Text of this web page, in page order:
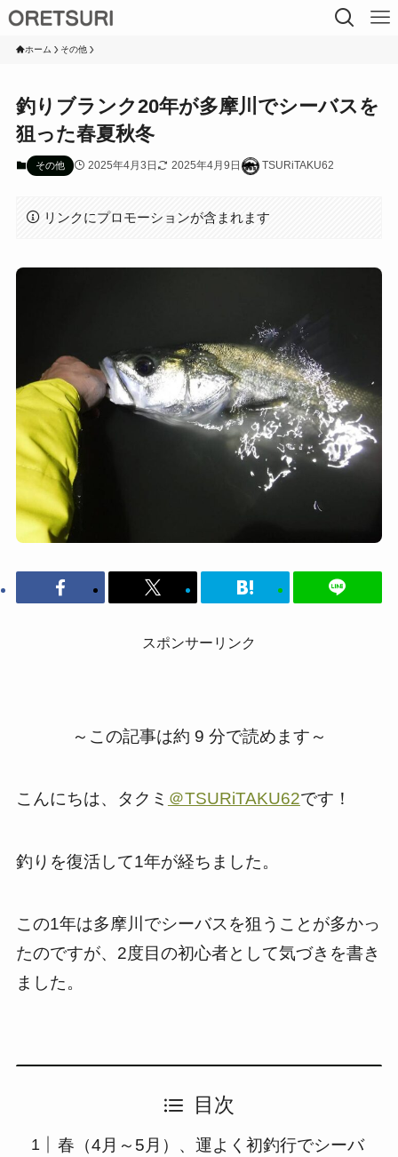
ホーム その他
釣りブランク20年が多摩川でシーバスを
狙った春夏秋冬
その他 2025年4月3日 2025年4月9日 TSURiTAKU62
リンクにプロモーションが含まれます
スポンサーリンク
～この記事は約 9 分で読めます～
こんにちは、タクミ ＠TSURiTAKU62です！
釣りを復活して1年が経ちました。
この1年は多摩川でシーバスを狙うことが多かっ
たのですが、2度目の初心者として気づきを書き
ました。
目次
春（4月～5月）、運よく初釣行でシーバ